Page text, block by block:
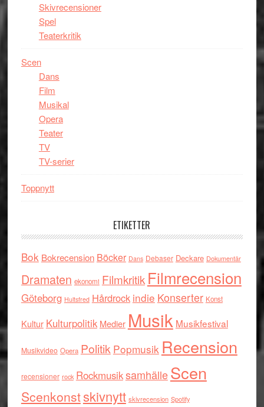
Skivrecensioner
Spel
Teaterkritik
Scen
Dans
Film
Musikal
Opera
Teater
TV
TV-serier
Toppnytt
ETIKETTER
Bok Bokrecension Böcker Dans Debaser Deckare Dokumentär
Dramaten ekonomi Filmkritik Filmrecension
Göteborg Hultsfred Hårdrock indie Konserter Konst
Kultur Kulturpolitik Medier Musik Musikfestival
Musikvideo Opera Politik Popmusik Recension
recensioner rock RockmusiksamhälleScen
Scenkonstskivnytt skivrecension Spotify